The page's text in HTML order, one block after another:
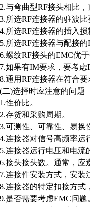
2.与弯曲型RF接头相比
3.所选RF连接器的驻波比
4.所选RF连接器的插入损
5.所选RF连接器与配接的
6.螺纹RF接头的EMC优
7.如果有IM要求，要考虑
8.通用RF连接器在符合要
(二)选择时应注意的问题
1.性价比。
2.存货和采购周期。
3.可测性、可靠性、易换
4.连接器对信号高频率运
5.连接器运行电压和电流
6.接头接头数。通常，应
7.连接件安装方式，安装
8.连接器的特定扣接方式
9.是否需要考虑EMC问题